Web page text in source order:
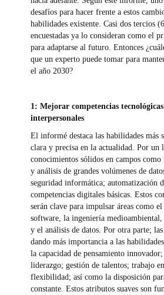
desafíos para hacer frente a estos
habilidades existente. Casi dos tercios
encuestadas ya lo consideran como el
para adaptarse al futuro. Entonces
que un experto puede tomar para
el año 2030?
1: Mejorar competencias
interpersonales
El informé destaca las habilidades más
clara y precisa en la actualidad. Por un
conocimientos sólidos en campos
y análisis de grandes volúmenes de
seguridad informática; automatización
competencias digitales básicas. Estos
serán clave para impulsar áreas como
software, la ingeniería medioambiental,
y el análisis de datos. Por otra parte; las
dando más importancia a las
la capacidad de pensamiento
liderazgo; gestión de talentos; trabajo
flexibilidad; así como la disposición
constante. Estos atributos suaves son